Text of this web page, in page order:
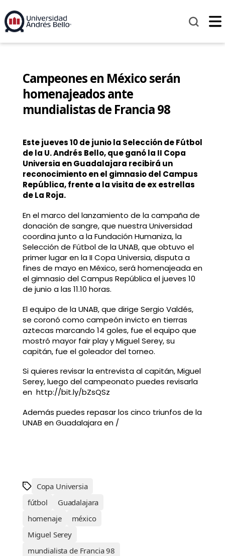
Campeones en México serán
homenajeados ante
mundialistas de Francia 98
Este jueves 10 de junio la Selección de Fútbol
de la U. Andrés Bello, que ganó la II Copa
Universia en Guadalajara recibirá un
reconocimiento en el gimnasio del Campus
República, frente a la visita de ex estrellas
de La Roja.
En el marco del lanzamiento de la campaña de
donación de sangre, que nuestra Universidad
coordina junto a la Fundación Humaniza, la
Selección de Fútbol de la UNAB, que obtuvo el
primer lugar en la II Copa Universia, disputa a
fines de mayo en México, será homenajeada en
el gimnasio del Campus República el jueves 10
de junio a las 11.10 horas.
El equipo de la UNAB, que dirige Sergio Valdés,
se coronó como campeón invicto en tierras
aztecas marcando 14 goles, fue el equipo que
mostró mayor fair play y Miguel Serey, su
capitán, fue el goleador del torneo.
Si quieres revisar la entrevista al capitán, Miguel
Serey, luego del campeonato puedes revisarla
en http://bit.ly/bZsQSz
Además puedes repasar los cinco triunfos de la
UNAB en Guadalajara en /
Copa Universia
fútbol
Guadalajara
homenaje
méxico
Miguel Serey
mundialista de Francia 98